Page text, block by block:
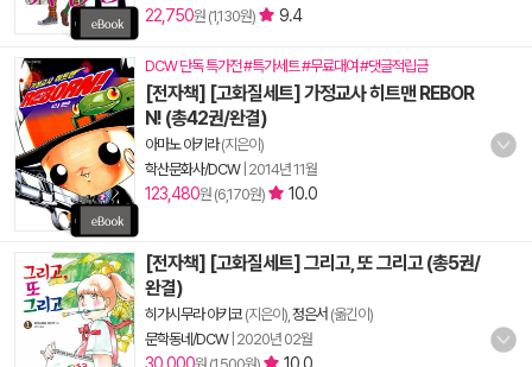
22,750원 (1,130원) 9.4
DCW 단독 특가전 #특가세트 #무료대여 #댓글적립금
[전자책] [고화질세트] 가정교사 히트맨 REBOR
N! (총42권/완결)
아마노 아키라(지은이)
학산문화사/DCW| 2014년 11월
123,480원 (6,170원) 10.0
[전자책] [고화질세트] 그리고, 또 그리고 (총5권/
완결)
히가시무라 아키코(지은이), 정은서 (옮긴이)
문학동네/DCW| 2020년 02월